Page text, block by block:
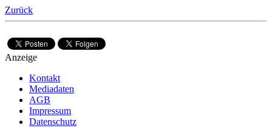
Zurück
Anzeige
Kontakt
Mediadaten
AGB
Impressum
Datenschutz